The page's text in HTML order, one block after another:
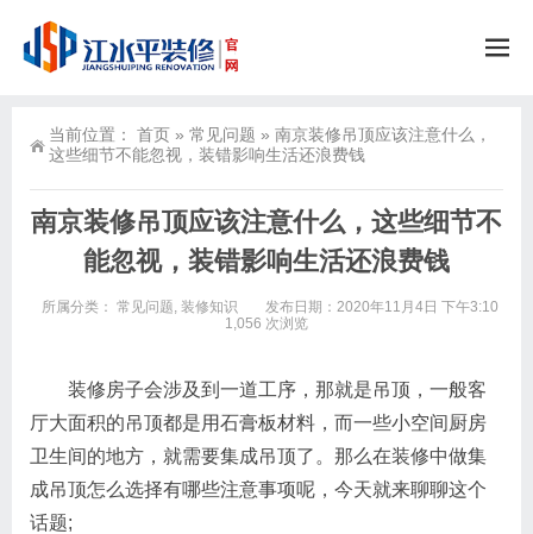
当前位置： 首页 » 常见问题 » 南京装修吊顶应该注意什么，
这些细节不能忽视，装错影响生活还浪费钱
南京装修吊顶应该注意什么，这些细节不
能忽视，装错影响生活还浪费钱
所属分类： 常见问题, 装修知识
发布日期：2020年11月4日 下午3:10
1,056 次浏览
装修房子会涉及到一道工序，那就是吊顶，一般客
厅大面积的吊顶都是用石膏板材料，而一些小空间厨房
卫生间的地方，就需要集成吊顶了。那么在装修中做集
成吊顶怎么选择有哪些注意事项呢，今天就来聊聊这个
话题;